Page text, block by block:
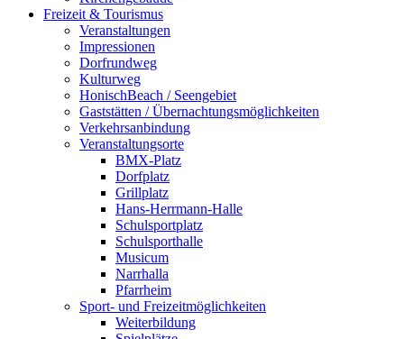
Freizeit & Tourismus
Veranstaltungen
Impressionen
Dorfrundweg
Kulturweg
HonischBeach / Seengebiet
Gaststätten / Übernachtungsmöglichkeiten
Verkehrsanbindung
Veranstaltungsorte
BMX-Platz
Dorfplatz
Grillplatz
Hans-Herrmann-Halle
Schulsportplatz
Schulsporthalle
Musicum
Narrhalla
Pfarrheim
Sport- und Freizeitmöglichkeiten
Weiterbildung